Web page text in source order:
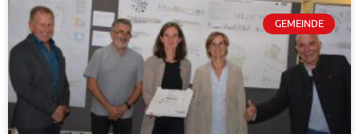
GEMEINDE